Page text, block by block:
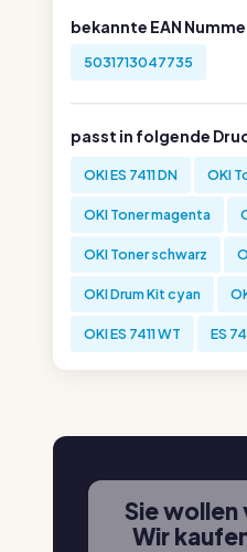
bekannte EAN
5031713047735
passt in folgende
OKI ES 7411 DN OKI
OKI Toner magenta
OKI Toner schwarz
OKI Drum Kit cyan
OKI ES 7411 WT ES
Sie wollen
Wir